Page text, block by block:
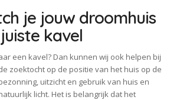
je jouw droomhuis
kavel
een kavel? Dan kunnen wij ook helpen bij
zoektocht op de positie van het huis op de
uitzicht en gebruik van huis en
licht. Het is belangrijk dat het